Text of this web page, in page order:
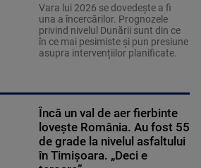
Vara lui 2026 se dovedește a fi
una a încercărilor. Prognozele
privind nivelul Dunării sunt din ce
în ce mai pesimiste și pun presiune
asupra intervențiilor planificate.
Încă un val de aer fierbinte
lovește România. Au fost 55
de grade la nivelul asfaltului
în Timișoara. „Deci e